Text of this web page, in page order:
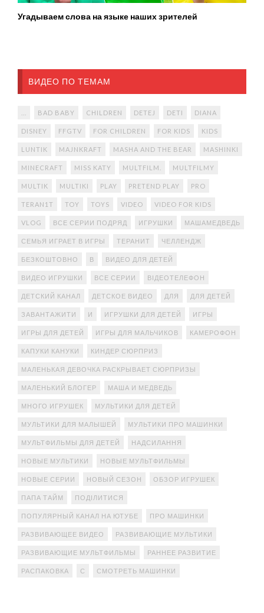
Угадываем слова на языке наших зрителей
ВИДЕО ПО ТЕМАМ
BAD BABY CHILDREN DETEJ DETI DIANA
DISNEY FFGTV FOR CHILDREN FOR KIDS KIDS
LUNTIK MAJNKRAFT MASHA AND THE BEAR MASHINKI
MINECRAFT MISS KATY MULTFILM. MULTFILMY
MULTIK MULTIKI PLAY PRETEND PLAY PRO
TERAN1T TOY TOYS VIDEO VIDEO FOR KIDS
VLOG ВСЕ СЕРИИ ПОДРЯД ИГРУШКИ МАШАМЕДВЕДЬ
СЕМЬЯ ИГРАЕТ В ИГРЫ ТЕРАНИТ ЧЕЛЛЕНДЖ
БЕЗКОШТОВНО В ВИДЕО ДЛЯ ДЕТЕЙ
ВИДЕО ИГРУШКИ ВСЕ СЕРИИ ВІДЕОТЕЛЕФОН
ДЕТСКИЙ КАНАЛ ДЕТСКОЕ ВИДЕО ДЛЯ ДЛЯ ДЕТЕЙ
ЗАВАНТАЖИТИ И ИГРУШКИ ДЛЯ ДЕТЕЙ ИГРЫ
ИГРЫ ДЛЯ ДЕТЕЙ ИГРЫ ДЛЯ МАЛЬЧИКОВ КАМЕРОФОН
КАПУКИ КАНУКИ КИНДЕР СЮРПРИЗ
МАЛЕНЬКАЯ ДЕВОЧКА РАСКРЫВАЕТ СЮРПРИЗЫ
МАЛЕНЬКИЙ БЛОГЕР МАША И МЕДВЕДЬ
МНОГО ИГРУШЕК МУЛЬТИКИ ДЛЯ ДЕТЕЙ
МУЛЬТИКИ ДЛЯ МАЛЫШЕЙ МУЛЬТИКИ ПРО МАШИНКИ
МУЛЬТФИЛЬМЫ ДЛЯ ДЕТЕЙ НАДСИЛАННЯ
НОВЫЕ МУЛЬТИКИ НОВЫЕ МУЛЬТФИЛЬМЫ
НОВЫЕ СЕРИИ НОВЫЙ СЕЗОН ОБЗОР ИГРУШЕК
ПАПА ТАЙМ ПОДІЛИТИСЯ
ПОПУЛЯРНЫЙ КАНАЛ НА ЮТУБЕ ПРО МАШИНКИ
РАЗВИВАЮЩЕЕ ВИДЕО РАЗВИВАЮЩИЕ МУЛЬТИКИ
РАЗВИВАЮЩИЕ МУЛЬТФИЛЬМЫ РАННЕЕ РАЗВИТИЕ
РАСПАКОВКА С СМОТРЕТЬ МАШИНКИ